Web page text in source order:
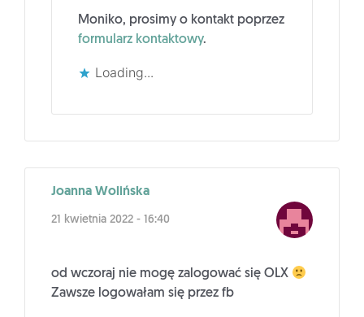
Moniko, prosimy o kontakt poprzez
formularz kontaktowy.
Loading...
Joanna Wolińska
21 kwietnia 2022 - 16:40
od wczoraj nie mogę zalogować się OLX
Zawsze logowałam się przez fb